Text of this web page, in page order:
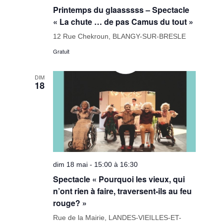
Printemps du glaasssss – Spectacle
« La chute … de pas Camus du tout »
12 Rue Chekroun, BLANGY-SUR-BRESLE
Gratuit
DIM
18
dim 18 mai - 15:00 à 16:30
Spectacle « Pourquoi les vieux, qui
n’ont rien à faire, traversent-ils au feu
rouge? »
Rue de la Mairie, LANDES-VIEILLES-ET-